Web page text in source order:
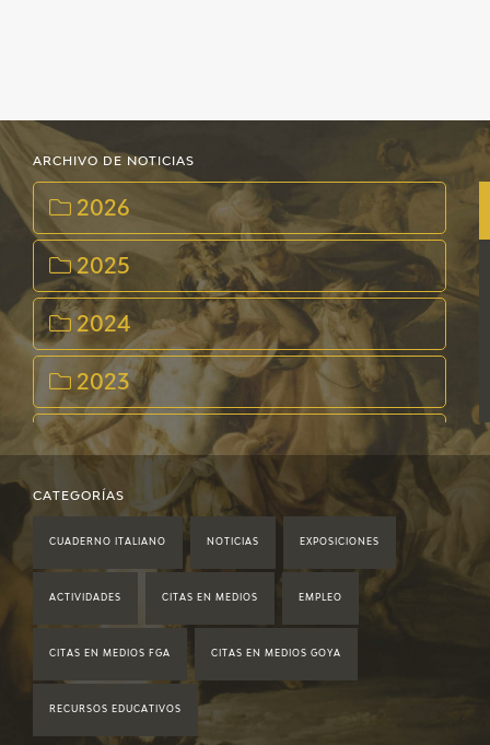
ARCHIVO DE NOTICIAS
2026
2025
2024
2023
2022
2021
2017
CATEGORÍAS
CUADERNO ITALIANO NOTICIAS EXPOSICIONES
ACTIVIDADES CITAS EN MEDIOS EMPLEO
CITAS EN MEDIOS FGA CITAS EN MEDIOS GOYA
RECURSOS EDUCATIVOS